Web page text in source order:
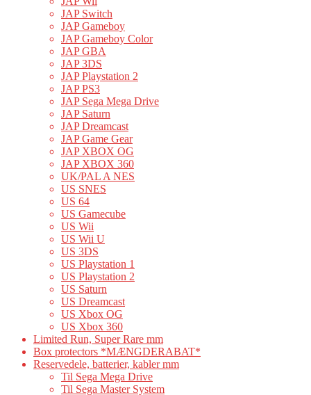
JAP Switch
JAP Gameboy
JAP Gameboy Color
JAP GBA
JAP 3DS
JAP Playstation 2
JAP PS3
JAP Sega Mega Drive
JAP Saturn
JAP Dreamcast
JAP Game Gear
JAP XBOX OG
JAP XBOX 360
UK/PAL A NES
US SNES
US 64
US Gamecube
US Wii
US Wii U
US 3DS
US Playstation 1
US Playstation 2
US Saturn
US Dreamcast
US Xbox OG
US Xbox 360
Limited Run, Super Rare mm
Box protectors *MÆNGDERABAT*
Reservedele, batterier, kabler mm
Til Sega Mega Drive
Til Sega Master System